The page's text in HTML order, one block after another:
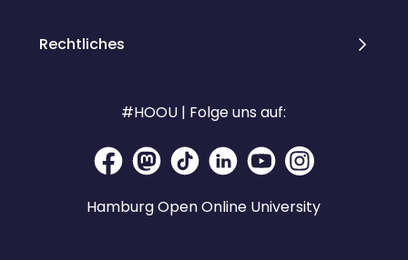
Rechtliches
#HOOU | Folge uns auf:
Hamburg Open Online University